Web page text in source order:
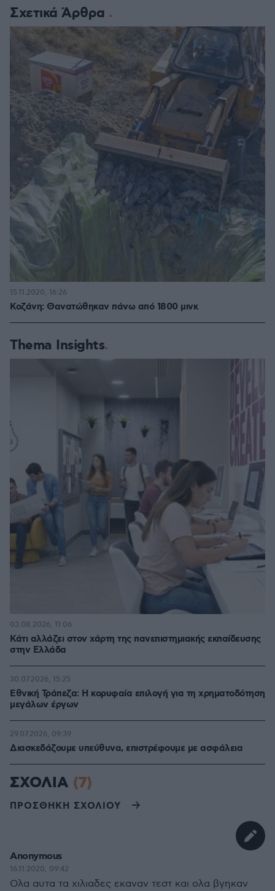
Σχετικά Άρθρα
Κοζάνη: Θανατώθηκαν πάνω από 1800 μινκ
15.11.2020, 16:26
Thema Insights
Κάτι αλλάζει στον χάρτη της πανεπιστημιακής εκπαίδευσης
στην Ελλάδα
03.08.2026, 11:06
Εθνική Τράπεζα: Η κορυφαία επιλογή για τη χρηματοδότηση
μεγάλων έργων
30.07.2026, 15:25
Διασκεδάζουμε υπεύθυνα, επιστρέφουμε με ασφάλεια
29.07.2026, 09:39
ΣΧΟΛΙΑ (7)
ΠΡΟΣΘΗΚΗ ΣΧΟΛΙΟΥ
Anonymous
16.11.2020, 09:42
Ολα αυτα τα χιλιαδες εκαναν τεστ και ολα βγηκαν